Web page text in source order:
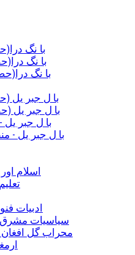
(با نگ
(با نگ
(با نگ
(با ل جبر یل
(با ل جبر یل
با ل جبر یل
با ل جبر یل -
اسلام
ادبیات
سیاسیات
محراب گل افغان